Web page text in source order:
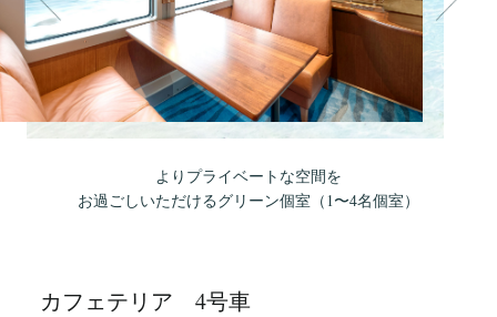
よりプライベートな空間を
お過ごしいただけるグリーン個室（1〜4名個室）
カフェテリア 4号車